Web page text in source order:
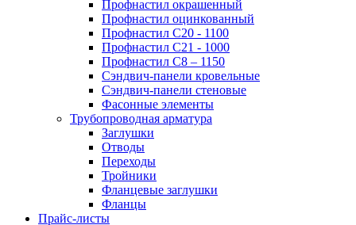
Профнастил окрашенный
Профнастил оцинкованный
Профнастил С20 - 1100
Профнастил С21 - 1000
Профнастил С8 – 1150
Сэндвич-панели кровельные
Сэндвич-панели стеновые
Фасонные элементы
Трубопроводная арматура
Заглушки
Отводы
Переходы
Тройники
Фланцевые заглушки
Фланцы
Прайс-листы